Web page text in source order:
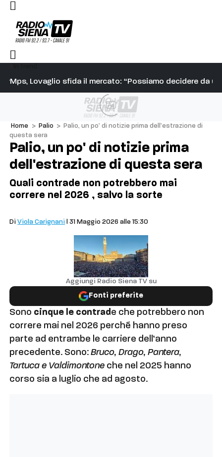
Mps, Lovaglio sfida il mercato: “Possiamo decidere da
“Attacchi assurdi, serve rispetto per la professionalità”
Ad
Home > Palio >
Palio, un po’ di notizie prima dell’estrazione di
questa sera
Palio, un po' di notizie prima
dell'estrazione di questa sera
Quali contrade non potrebbero mai
correre nel 2026 , salvo la sorte
DiViola Carignani | 31 Maggio 2026 alle 15:30
Aggiungi Radio Siena TV su
Fonti preferite
Sono cinque le contrade che potrebbero non
correre mai nel 2026 perché hanno preso
parte ad entrambe le carriere dell’anno
precedente. Sono:Bruco, Drago, Pantera,
Tartuca e Valdimontone che nel 2025 hanno
corso sia a luglio che ad agosto.